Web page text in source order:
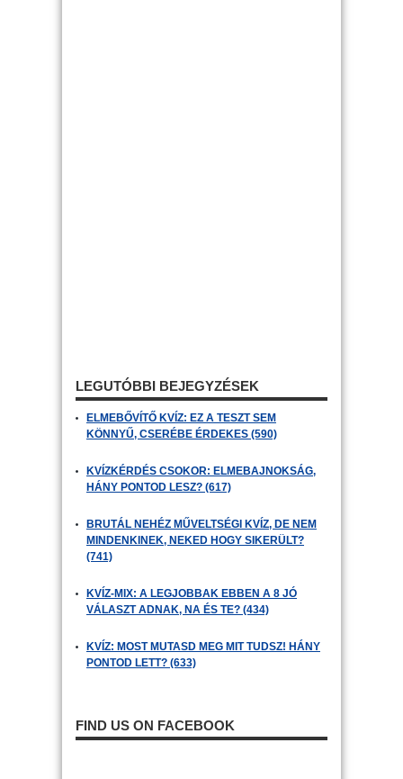
LEGUTÓBBI BEJEGYZÉSEK
ELMEBŐVÍTŐ KVÍZ: EZ A TESZT SEM
KÖNNYŰ, CSERÉBE ÉRDEKES (590)
KVÍZKÉRDÉS CSOKOR: ELMEBAJNOKSÁG,
HÁNY PONTOD LESZ? (617)
BRUTÁL NEHÉZ MŰVELTSÉGI KVÍZ, DE NEM
MINDENKINEK, NEKED HOGY SIKERÜLT?
(741)
KVÍZ-MIX: A LEGJOBBAK EBBEN A 8 JÓ
VÁLASZT ADNAK, NA ÉS TE? (434)
KVÍZ: MOST MUTASD MEG MIT TUDSZ! HÁNY
PONTOD LETT? (633)
FIND US ON FACEBOOK